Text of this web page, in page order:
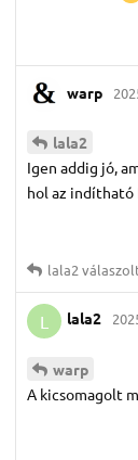
warp
lala2
Igen addig jó,
hol az indítható
lala2
L lala2
warp
A kicsomagolt